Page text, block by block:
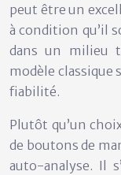
peut être un
à condition qu’il
dans un milieu
modèle classique
fiabilité.
Plutôt qu’un
de boutons de
auto-analyse. Il